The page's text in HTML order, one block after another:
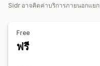
รายละเอียดการสั่งซื้อ
การนำเข้าข้อมูลในอดีต
สหรัฐอเมริกา (ภาษีการขาย)
Sidr อาจคิดค่าบริการภายนอกแย
Free
ฟรี